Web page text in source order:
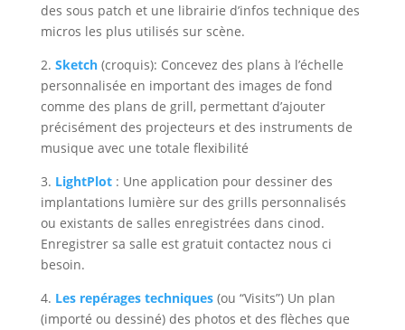
des sous patch et une librairie d’infos technique des
micros les plus utilisés sur scène.
2. Sketch(croquis): Concevez des plans à l’échelle
personnalisée en important des images de fond
comme des plans de grill, permettant d’ajouter
précisément des projecteurs et des instruments de
musique avec une totale flexibilité
3. LightPlot : Une application pour dessiner des
implantations lumière sur des grills personnalisés
ou existants de salles enregistrées dans cinod.
Enregistrer sa salle est gratuit contactez nous ci
besoin.
4. Les repérages techniques(ou “Visits”) Un plan
(importé ou dessiné) des photos et des flèches que